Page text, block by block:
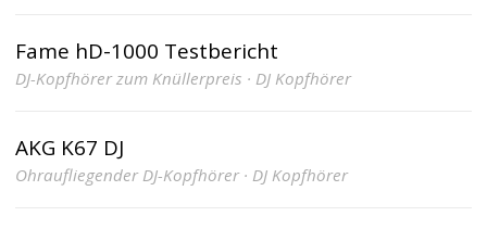
Fame hD-1000 Testbericht
DJ-Kopfhörer zum Knüllerpreis · DJ Kopfhörer
AKG K67 DJ
Ohraufliegender DJ-Kopfhörer · DJ Kopfhörer